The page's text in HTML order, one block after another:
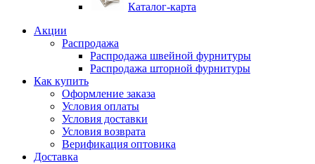
Каталог-карта
Акции
Распродажа
Распродажа швейной фурнитуры
Распродажа шторной фурнитуры
Как купить
Оформление заказа
Условия оплаты
Условия доставки
Условия возврата
Верификация оптовика
Доставка